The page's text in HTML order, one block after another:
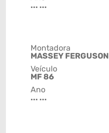
... ...
Montadora
MASSEY FERGUSON
Veículo
MF 86
Ano
... ...